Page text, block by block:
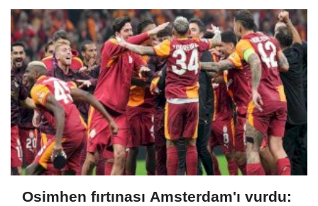
Osimhen fırtınası Amsterdam'ı vurdu: